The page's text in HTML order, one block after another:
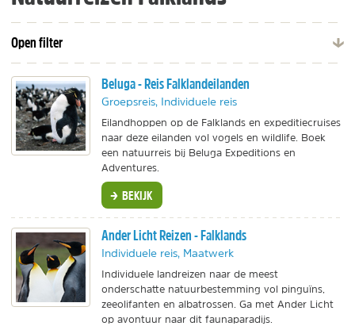
Open filter
Beluga - Reis Falklandeilanden
Groepsreis, Individuele reis
Eilandhoppen op de Falklands en expeditiecruises
naar deze eilanden vol vogels en wildlife. Boek
een natuurreis bij Beluga Expeditions en
Adventures.
BEKIJK
Ander Licht Reizen - Falklands
Individuele reis, Maatwerk
Individuele landreizen naar de meest
onderschatte natuurbestemming vol pinguïns,
zeeolifanten en albatrossen. Ga met Ander Licht
op avontuur naar dit faunaparadijs.